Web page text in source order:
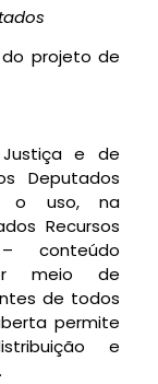
projeto de
e de
Deputados
o uso, na
Recursos
conteúdo
meio de
de todos
permite
e